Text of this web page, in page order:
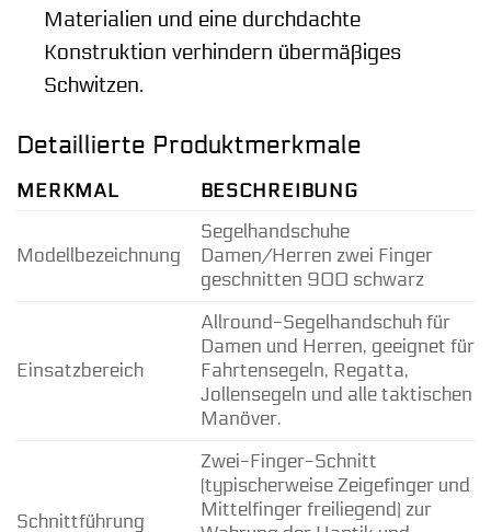
Materialien und eine durchdachte
Konstruktion verhindern übermäßiges
Schwitzen.
Detaillierte Produktmerkmale
MERKMAL BESCHREIBUNG
Modellbezeichnung
Segelhandschuhe
Damen/Herren zwei Finger
geschnitten 900 schwarz
Einsatzbereich
Allround-Segelhandschuh für
Damen und Herren, geeignet für
Fahrtensegeln, Regatta,
Jollensegeln und alle taktischen
Manöver.
Schnittführung
Zwei-Finger-Schnitt
(typischerweise Zeigefinger und
Mittelfinger freiliegend) zur